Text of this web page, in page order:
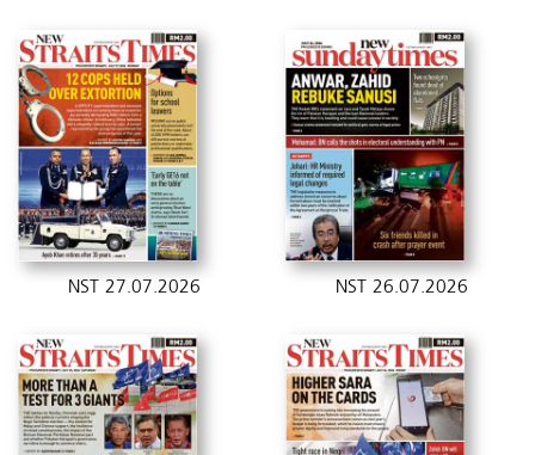
NST 27.07.2026 NST 26.07.2026